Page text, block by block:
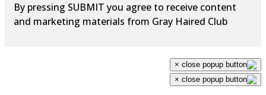
By pressing SUBMIT you agree to receive content
and marketing materials from Gray Haired Club
×
×